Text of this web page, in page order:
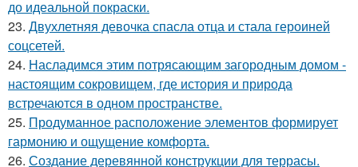
до идеальной покраски.
23. Двухлетняя девочка спасла отца и стала героиней
соцсетей.
24. Насладимся этим потрясающим загородным домом -
настоящим сокровищем, где история и природа
встречаются в одном пространстве.
25. Продуманное расположение элементов формирует
гармонию и ощущение комфорта.
26. Создание деревянной конструкции для террасы.